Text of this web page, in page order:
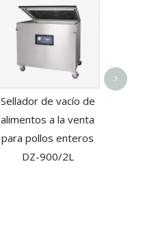
Sellador de vacío de
alimentos a la venta
para pollos enteros
DZ-900/2L
de
>